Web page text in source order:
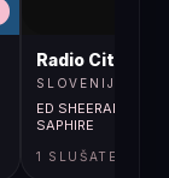
Radio City
SLOVENIJA
ED SHEERAN /
SAPHIRE
1 SLUŠATELJA